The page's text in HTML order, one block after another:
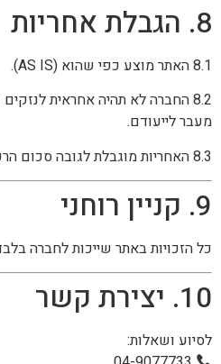
8. הגבלת אחריות
8.1 האתר מוצע כפי שהוא (AS IS).
8.2 החברה לא תהיה אחראית
מעבר לייעודם.
8.3 האחריות מוגבלת לגובה סכום הרכישה בלבד.
9. קניין רוחני
כל הזכויות באתר שייכות לחברה
10. יצירת קשר
לסיוע ושאלות: